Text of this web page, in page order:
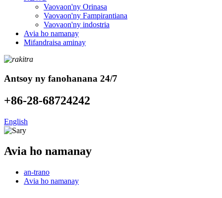
Vaovaon'ny Orinasa
Vaovaon'ny Fampirantiana
Vaovaon'ny indostria
Avia ho namanay
Mifandraisa aminay
Antsoy ny fanohanana 24/7
+86-28-68724242
English
Avia ho namanay
an-trano
Avia ho namanay